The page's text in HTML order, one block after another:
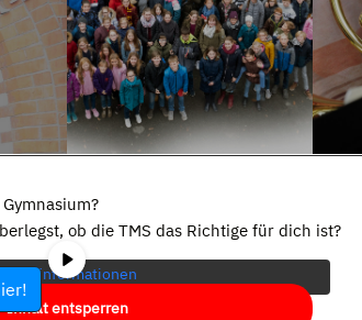
klicken Sie auf die Schaltfläche unten.
Daten an Drittanbieter weitergegeben
werden.
Informationen
Inhalt entsperren
ob die TMS das Richtige für dich ist?